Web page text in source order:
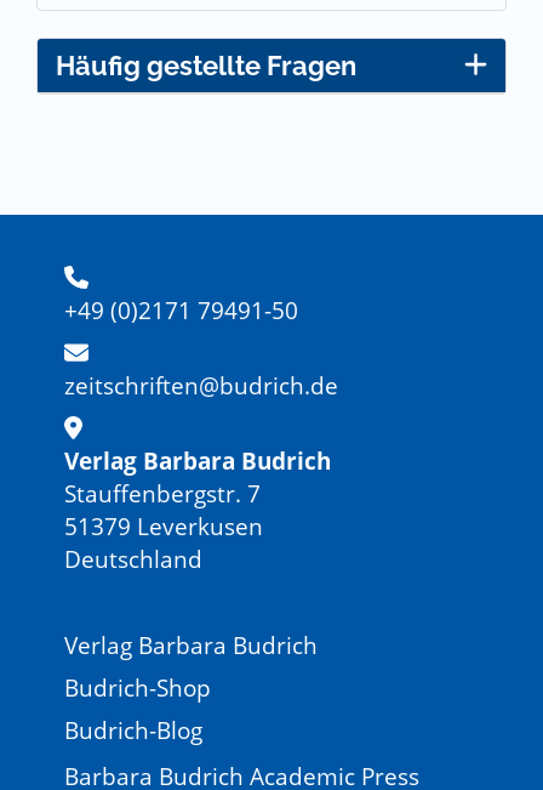
Häufig gestellte Fragen
+49 (0)2171 79491-50
zeitschriften@budrich.de
Verlag Barbara Budrich
Stauffenbergstr. 7
51379 Leverkusen
Deutschland
Verlag Barbara Budrich
Budrich-Shop
Budrich-Blog
Barbara Budrich Academic Press